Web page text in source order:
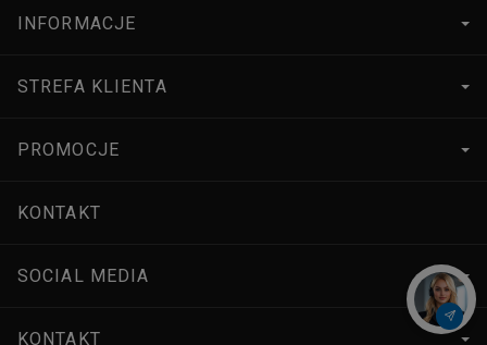
INFORMACJE
STREFA KLIENTA
PROMOCJE
KONTAKT
SOCIAL MEDIA
KONTAKT